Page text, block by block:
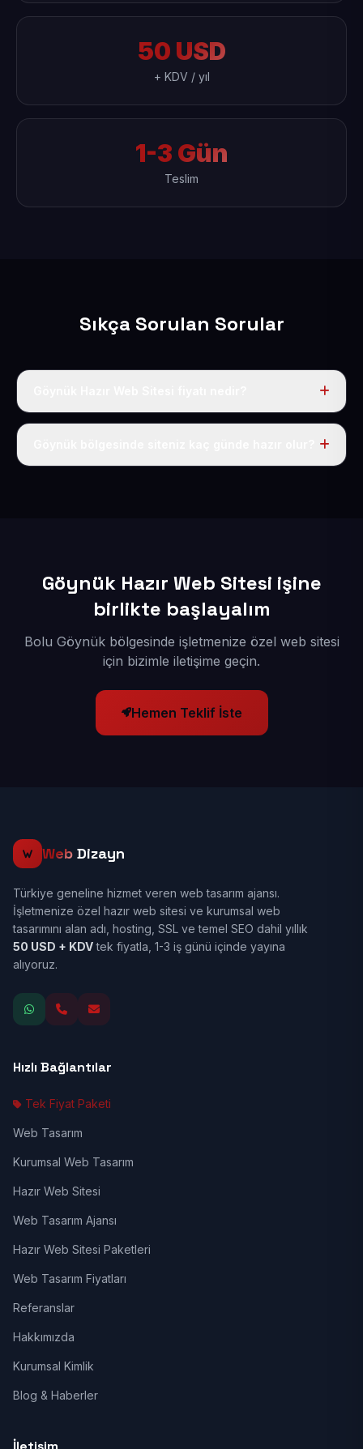
50 USD
+ KDV / yıl
1-3 Gün
Teslim
Sıkça Sorulan Sorular
Tek fiyat uygulanır: yıllık 50 USD + KDV. Bu bedele alan
Göynük Hazır Web Sitesi işine
birlikte başlayalım
Bolu Göynük bölgesinde işletmenize özel web sitesi
için bizimle iletişime geçin.
Hemen Teklif İste
Web Dizayn
Türkiye geneline hizmet veren web tasarım ajansı.
İşletmenize özel hazır web sitesi ve kurumsal web
tasarımını alan adı, hosting, SSL ve temel SEO dahil yıllık
50 USD + KDVtek fiyatla, 1-3 iş günü içinde yayına
alıyoruz.
Hızlı Bağlantılar
Tek Fiyat Paketi
Web Tasarım
Kurumsal Web Tasarım
Hazır Web Sitesi
Web Tasarım Ajansı
Hazır Web Sitesi Paketleri
Web Tasarım Fiyatları
Referanslar
Hakkımızda
Kurumsal Kimlik
Blog & Haberler